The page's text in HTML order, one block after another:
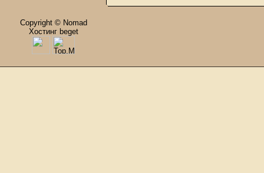
Copyright © Nomad
Хостинг beget